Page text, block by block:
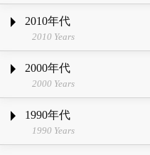
2010年代
2010 Years
2000年代
2000 Years
1990年代
1990 Years